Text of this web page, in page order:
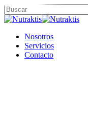
Skip
to
content
Close
Menu
Nosotros
Servicios
Contacto